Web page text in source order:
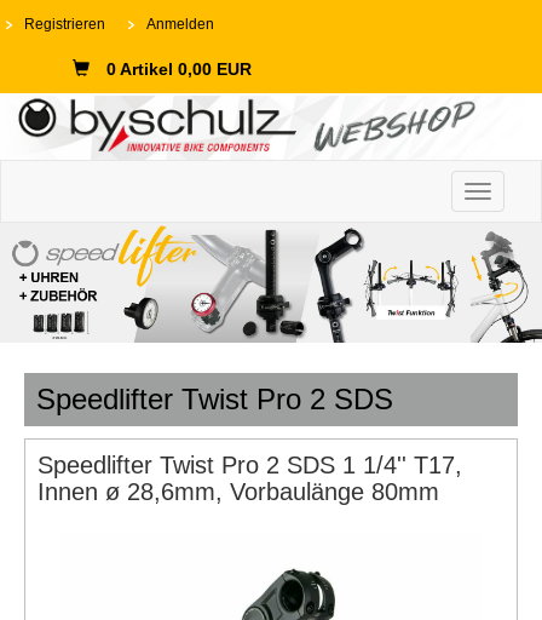
Registrieren Anmelden
0 Artikel 0,00 EUR
Toggle
Speedlifter Twist Pro 2 SDS
Speedlifter Twist Pro 2 SDS 1 1/4'' T17,
Innen ø 28,6mm, Vorbaulänge 80mm